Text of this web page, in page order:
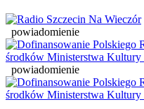
powiadomienie
powiadomienie